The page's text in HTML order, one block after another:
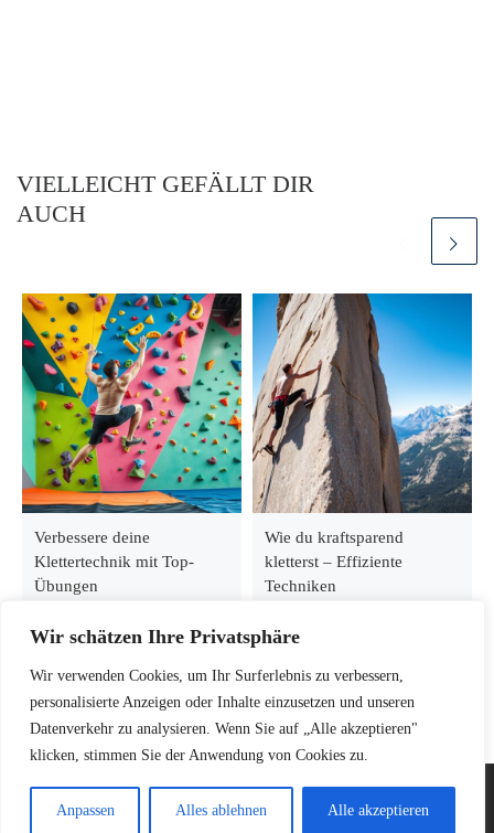
Wir schätzen Ihre Privatsphäre
Wir verwenden Cookies, um Ihr Surferlebnis zu verbessern,
personalisierte Anzeigen oder Inhalte einzusetzen und unseren
Datenverkehr zu analysieren. Wenn Sie auf „Alle akzeptieren"
klicken, stimmen Sie der Anwendung von Cookies zu.
Anpassen Alles ablehnen Alle akzeptieren
VIELLEICHT GEFÄLLT DIR
AUCH
Verbessere deine
Klettertechnik mit Top-
Übungen
Wie du kraftsparend
kletterst – Effiziente
Techniken